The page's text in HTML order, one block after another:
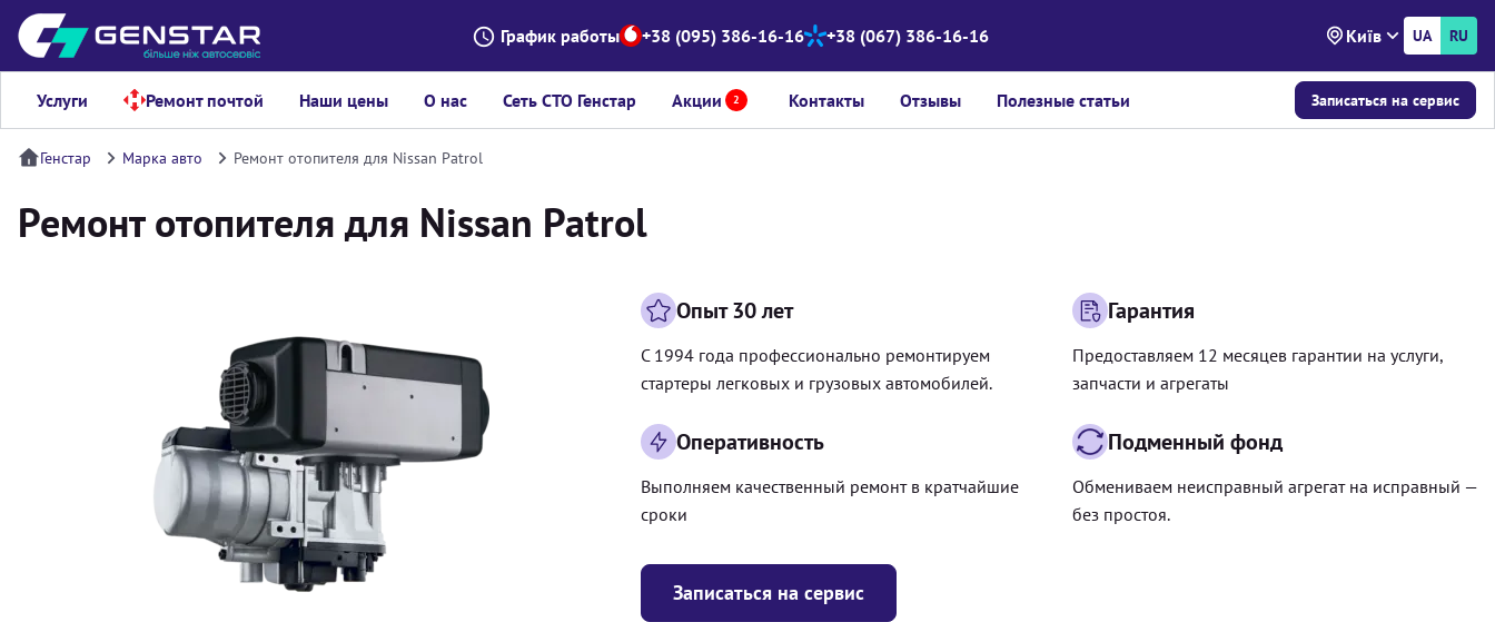
График работы +38 (095) 386-16-16 +38 (067) 386-16-16 Київ UA RU
Услуги Ремонт почтой Наши цены О нас Сеть СТО Генстар Акции 2 Контакты Отзывы Полезные статьи Записаться на сервис
Генстар Марка авто Ремонт отопителя для Nissan Patrol
Ремонт отопителя для Nissan Patrol
Записаться на сервис
Опыт 30 лет
С 1994 года профессионально ремонтируем
стартеры легковых и грузовых автомобилей.
Гарантия
Предоставляем 12 месяцев гарантии на услуги,
запчасти и агрегаты
Оперативность
Выполняем качественный ремонт в кратчайшие
сроки
Подменный фонд
Обмениваем неисправный агрегат на исправный —
без простоя.